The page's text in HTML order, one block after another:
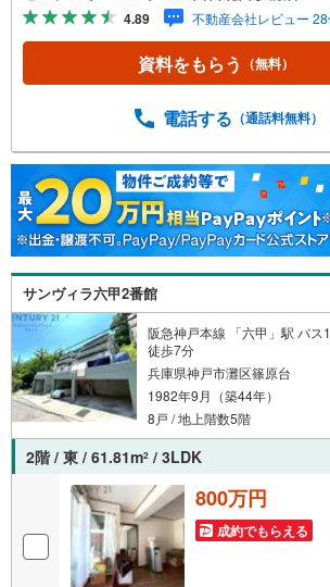
ュリー21アクロスグループの3つの特
グループで28年連続No.1（1997年～
績） 西宮・尼崎・伊丹・宝塚にて8
の購入や売却は当店にお任せ下さい
が、お車でのお越しも大歓迎です。
当店では2000万円台の新築戸建や、
ションを始め多数物件を取り扱って
産に掲載しきれない物件もご紹介で
合せください。弊社ホームページへ
検索！
4.89 不動産会社レビュー
資料をもらう （無料）
電話する （通話料無料）
サンヴィラ六甲2番館
阪急神戸本線 「六甲」駅 バス
徒歩7分
兵庫県神戸市灘区篠原台
1982年9月（築44年）
8戸 / 地上階数5階
2階 / 東 / 61.81m2 / 3LDK
800万円
成約でもらえる